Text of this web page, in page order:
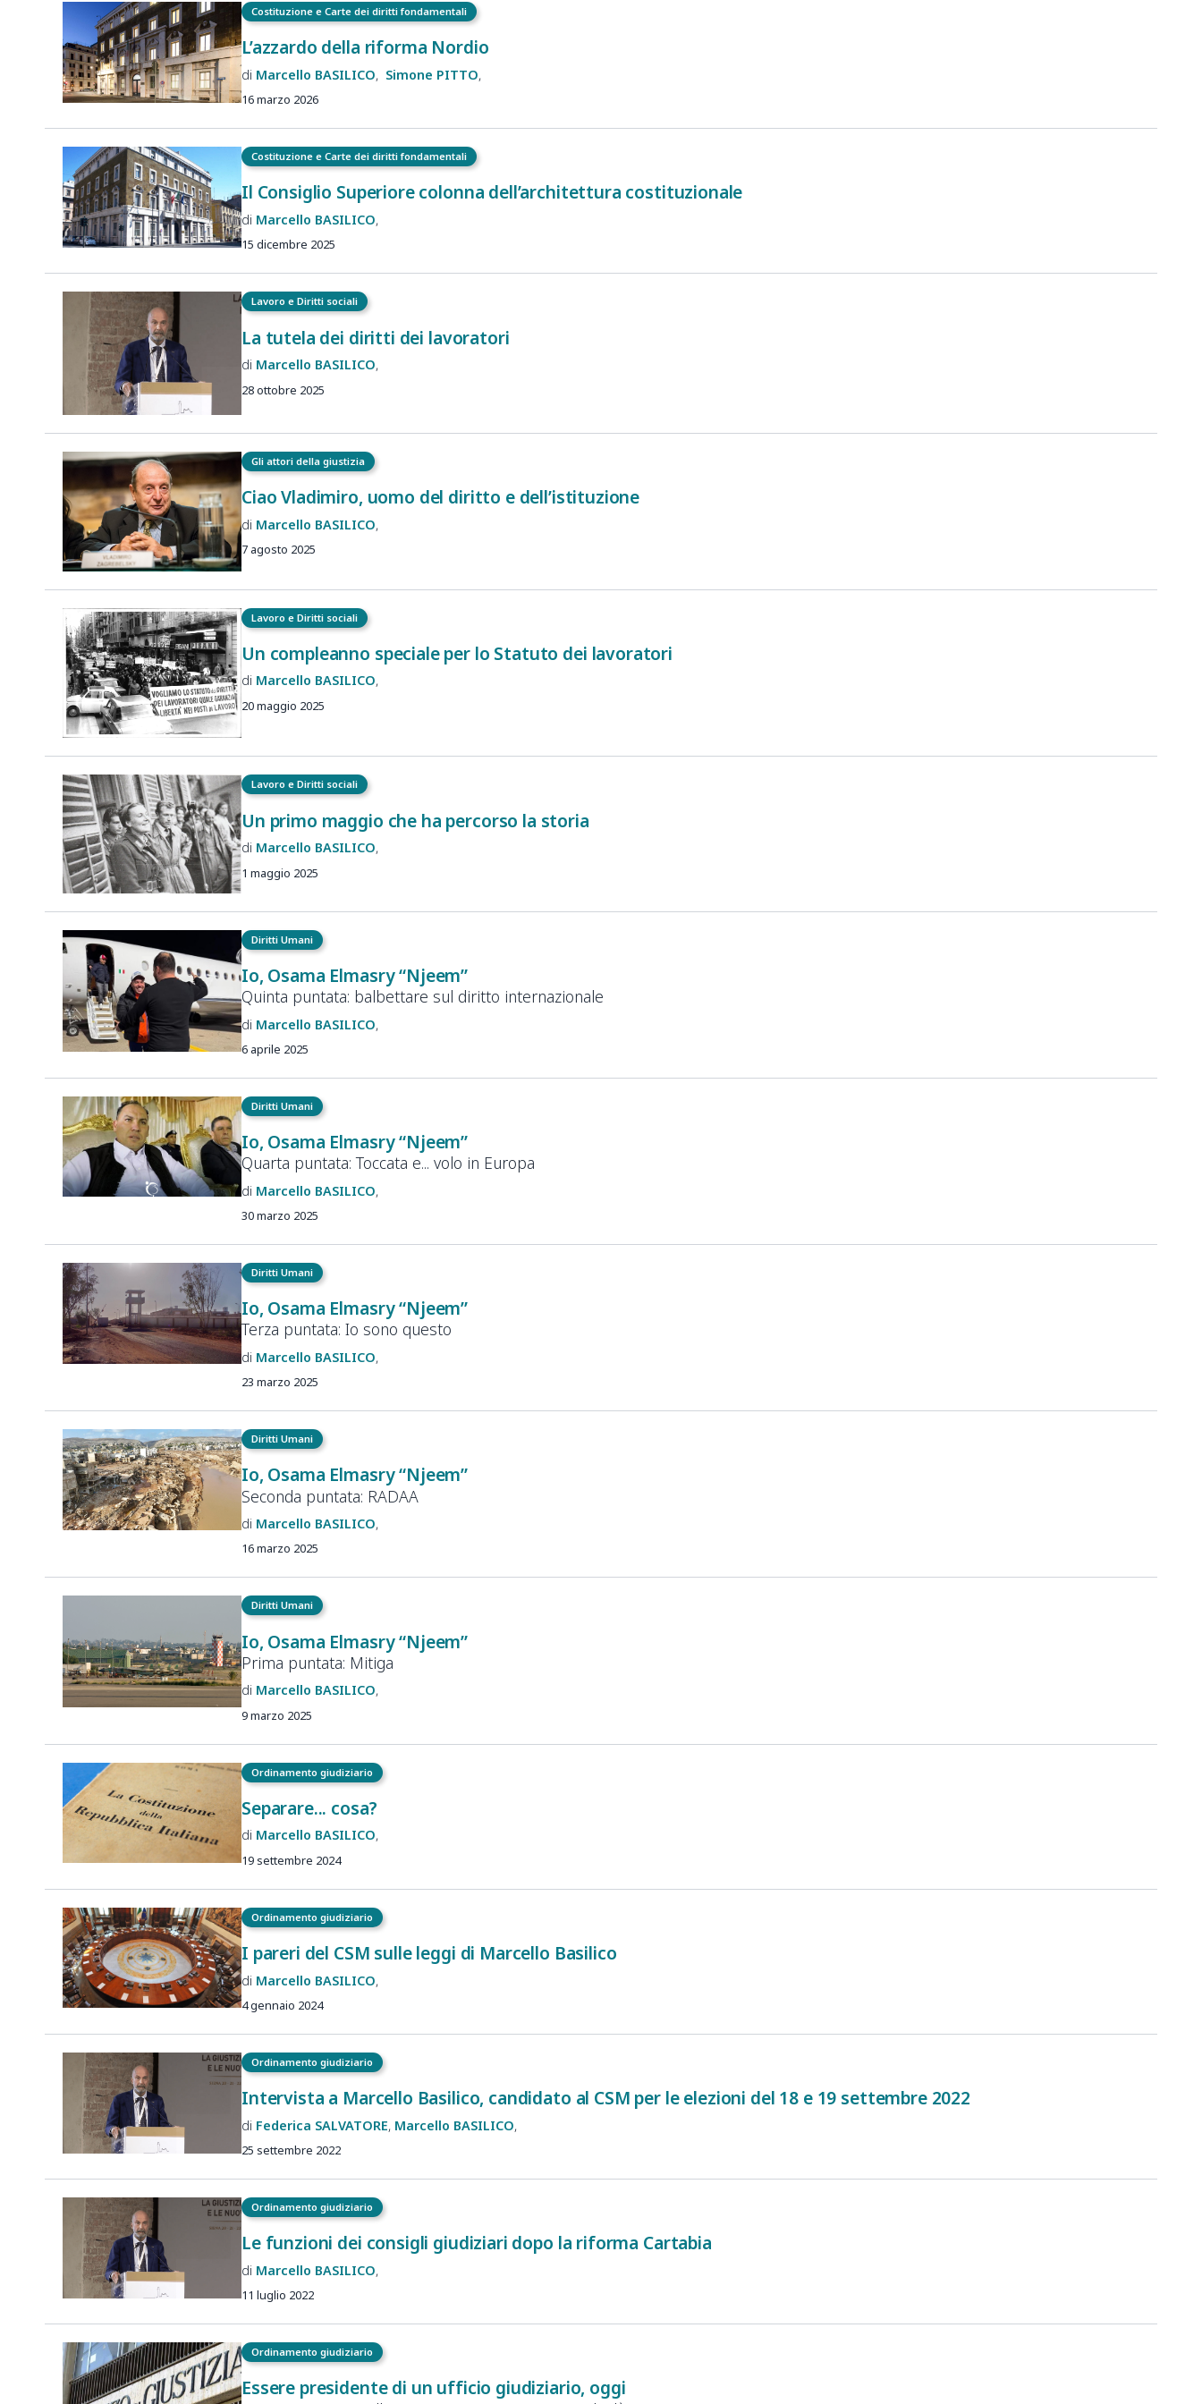
Costituzione e Carte dei diritti fondamentali
L’azzardo della riforma Nordio
Marcello BASILICO Simone PITTO
16 marzo 2026
Costituzione e Carte dei diritti fondamentali
Il Consiglio Superiore colonna dell’architettura costituzionale
Marcello BASILICO
15 dicembre 2025
Lavoro e Diritti sociali
La tutela dei diritti dei lavoratori
Marcello BASILICO
28 ottobre 2025
Gli attori della giustizia
Ciao Vladimiro, uomo del diritto e dell’istituzione
Marcello BASILICO
7 agosto 2025
Lavoro e Diritti sociali
Un compleanno speciale per lo Statuto dei lavoratori
Marcello BASILICO
20 maggio 2025
Lavoro e Diritti sociali
Un primo maggio che ha percorso la storia
Marcello BASILICO
1 maggio 2025
Diritti Umani
Io, Osama Elmasry “Njeem”
Quinta puntata: balbettare sul diritto internazionale
Marcello BASILICO
6 aprile 2025
Diritti Umani
Io, Osama Elmasry “Njeem”
Quarta puntata: Toccata e... volo in Europa
Marcello BASILICO
30 marzo 2025
Diritti Umani
Io, Osama Elmasry “Njeem”
Terza puntata: Io sono questo
Marcello BASILICO
23 marzo 2025
Diritti Umani
Io, Osama Elmasry “Njeem”
Seconda puntata: RADAA
Marcello BASILICO
16 marzo 2025
Diritti Umani
Io, Osama Elmasry “Njeem”
Prima puntata: Mitiga
Marcello BASILICO
9 marzo 2025
Ordinamento giudiziario
Separare... cosa?
Marcello BASILICO
19 settembre 2024
Ordinamento giudiziario
I pareri del CSM sulle leggi di Marcello Basilico
Marcello BASILICO
4 gennaio 2024
Ordinamento giudiziario
Intervista a Marcello Basilico, candidato al CSM per le elezioni del 18 e 19 settembre 2022
Federica SALVATORE Marcello BASILICO
25 settembre 2022
Ordinamento giudiziario
Le funzioni dei consigli giudiziari dopo la riforma Cartabia
Marcello BASILICO
11 luglio 2022
Ordinamento giudiziario
Essere presidente di un ufficio giudiziario, oggi